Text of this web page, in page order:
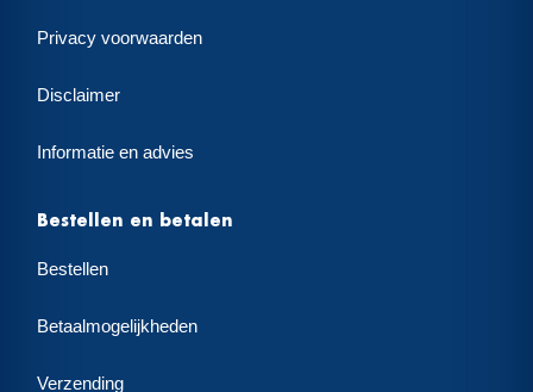
Privacy voorwaarden
Disclaimer
Informatie en advies
Bestellen en betalen
Bestellen
Betaalmogelijkheden
Verzending